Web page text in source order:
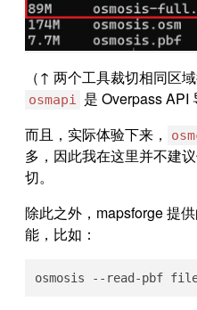
（↑ 两个工具裁切相同区
osmapi 是 Overpass API
而且，实际体验下来，
多，因此我在这里并不建
切。
除此之外，mapsforge 提
能，比如：
osmosis --read-pbf